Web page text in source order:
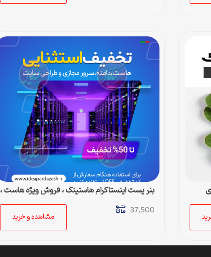
بنر پست اینستاگرام هاستینگ ، فروش ویژه هاست ،
37,500
مشاهده و خرید